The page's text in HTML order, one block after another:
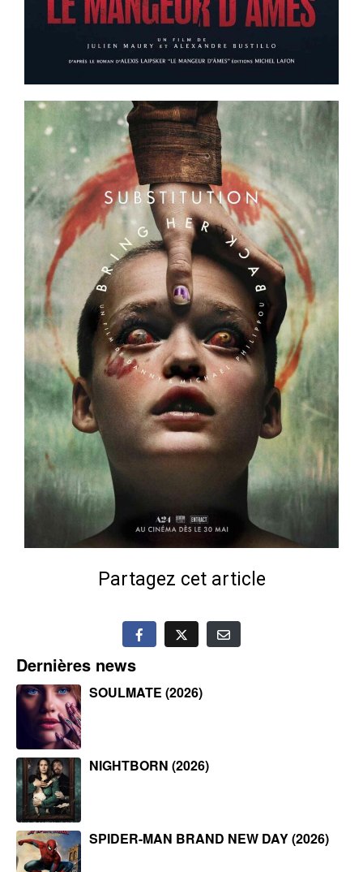
Partagez cet article
Dernières news
SOULMATE (2026)
NIGHTBORN (2026)
SPIDER-MAN BRAND NEW DAY (2026)